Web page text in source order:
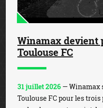
Winamax devient
Toulouse FC
31 juillet 2026 — Winamax
Toulouse FC pour les